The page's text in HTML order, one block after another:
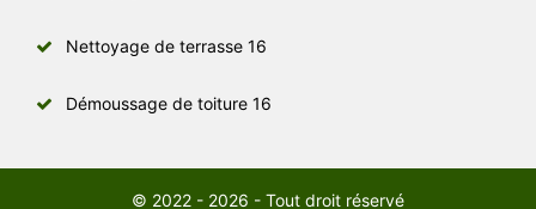
Nettoyage de terrasse 16
Démoussage de toiture 16
© 2022 - 2026 - Tout droit réservé